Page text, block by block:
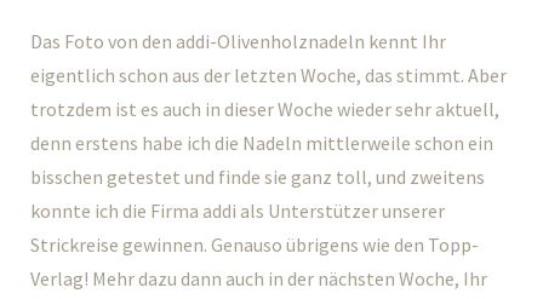
Das Foto von den addi-Olivenholznadeln kennt Ihr
eigentlich schon aus der letzten Woche, das stimmt. Aber
trotzdem ist es auch in dieser Woche wieder sehr aktuell,
denn erstens habe ich die Nadeln mittlerweile schon ein
bisschen getestet und finde sie ganz toll, und zweitens
konnte ich die Firma addi als Unterstützer unserer
Strickreise gewinnen. Genauso übrigens wie den Topp-
Verlag! Mehr dazu dann auch in der nächsten Woche, Ihr